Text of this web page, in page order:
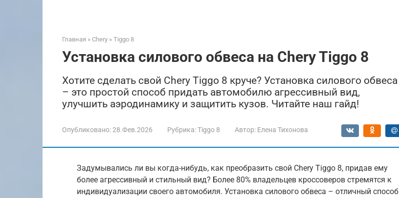
Главная » Chery » Tiggo 8
Установка силового обвеса на Chery Tiggo 8
Хотите сделать свой Chery Tiggo 8 круче? Установка силового обвеса
– это простой способ придать автомобилю агрессивный вид,
улучшить аэродинамику и защитить кузов. Читайте наш гайд!
Опубликовано:28.Фев.2026 Рубрика:Tiggo 8 Автор: Елена Тихонова
Задумывались ли вы когда-нибудь, как преобразить свой Chery Tiggo 8, придав ему
более агрессивный и стильный вид? Более 80% владельцев кроссоверов стремятся к
индивидуализации своего автомобиля. Установка силового обвеса – отличный способ